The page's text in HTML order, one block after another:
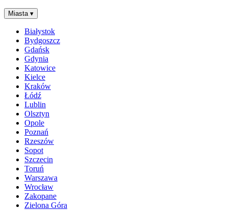
Miasta ▾
Białystok
Bydgoszcz
Gdańsk
Gdynia
Katowice
Kielce
Kraków
Łódź
Lublin
Olsztyn
Opole
Poznań
Rzeszów
Sopot
Szczecin
Toruń
Warszawa
Wrocław
Zakopane
Zielona Góra